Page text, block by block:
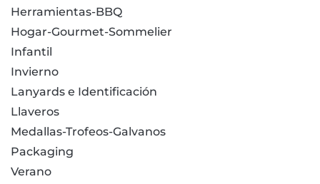
Herramientas-BBQ
Hogar-Gourmet-Sommelier
Infantil
Invierno
Lanyards e Identificación
Llaveros
Medallas-Trofeos-Galvanos
Packaging
Verano